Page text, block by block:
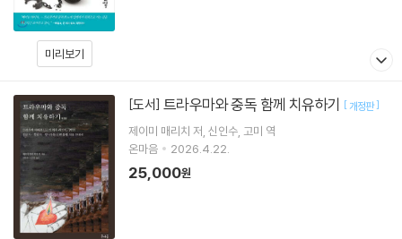
미리보기
[도서] 트라우마와 중독 함께 치유하기 [개정판]
제이미 매리치 저 신인수 고미 역
온마음
2026.4.22.
25,000원